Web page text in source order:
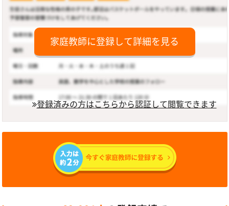
家庭教師に登録して詳細を見る
登録済みの方はこちらから認証して閲覧できます